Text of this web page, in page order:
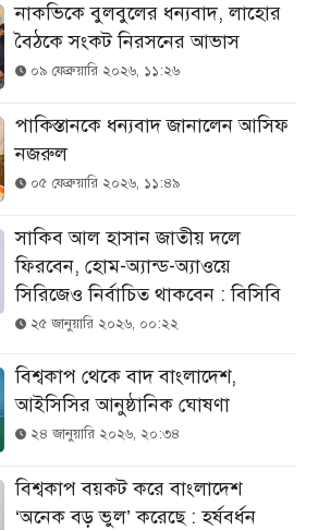
নাকভিকে বুলবুলের ধন্যবাদ, লাহোর
বৈঠকে সংকট নিরসনের আভাস
০৯ ফেব্রুয়ারি ২০২৬, ১১:২৬
পাকিস্তানকে ধন্যবাদ জানালেন আসিফ
নজরুল
০৫ ফেব্রুয়ারি ২০২৬, ১১:৪৯
সাকিব আল হাসান জাতীয় দলে
ফিরবেন, হোম-অ্যান্ড-অ্যাওয়ে
সিরিজেও নির্বাচিত থাকবেন : বিসিবি
২৫ জানুয়ারি ২০২৬, ০০:২২
বিশ্বকাপ থেকে বাদ বাংলাদেশ,
আইসিসির আনুষ্ঠানিক ঘোষণা
২৪ জানুয়ারি ২০২৬, ২০:৩৪
বিশ্বকাপ বয়কট করে বাংলাদেশ
‘অনেক বড় ভুল’ করেছে : হর্ষবর্ধন